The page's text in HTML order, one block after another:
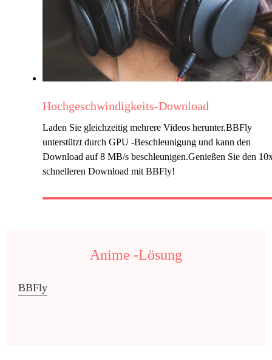
Hochgeschwindigkeits-Download
Laden Sie gleichzeitig mehrere Videos herunter.BBFly
unterstützt durch GPU -Beschleunigung und kann den
Download auf 8 MB/s beschleunigen.Genießen Sie den
schnelleren Download mit BBFly!
Anime -Lösung
BBFly